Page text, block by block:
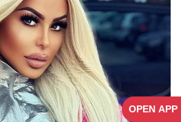
OPEN APP